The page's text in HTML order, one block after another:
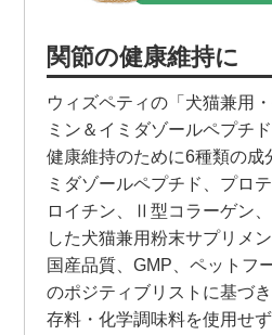
関節の健康維持に
ウィズペティの「犬猫兼用
ミン＆イミダゾールペプチ
健康維持のために6種類の成
ミダゾールペプチド、プロ
ロイチン、Ⅱ型コラーゲン
した犬猫兼用粉末サプリメ
国産品質、GMP、ペットフ
のポジティブリストに基づ
存料・化学調味料を使用せ